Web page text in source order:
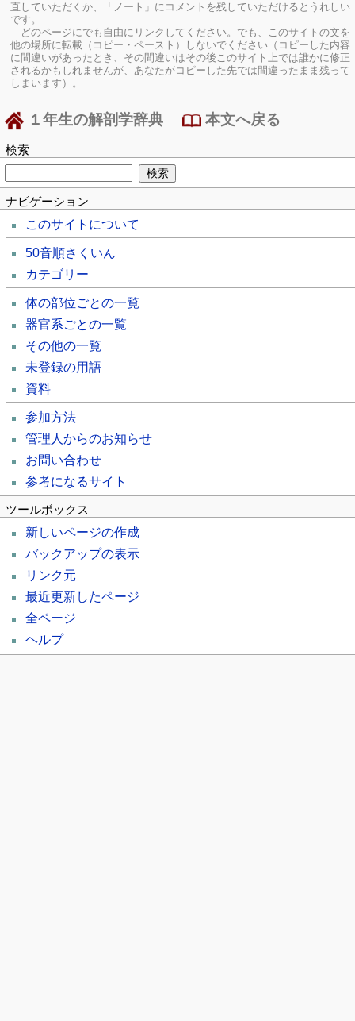
直していただくか、「ノート」にコメントを残していただけるとうれしい
です。
どのページにでも自由にリンクしてください。でも、このサイトの文を
他の場所に転載（コピー・ペースト）しないでください（コピーした内容
に間違いがあったとき、その間違いはその後このサイト上では誰かに修正
されるかもしれませんが、あなたがコピーした先では間違ったまま残って
しまいます）。
１年生の解剖学辞典 本文へ戻る
検索
ナビゲーション
このサイトについて
50音順さくいん
カテゴリー
体の部位ごとの一覧
器官系ごとの一覧
その他の一覧
未登録の用語
資料
参加方法
管理人からのお知らせ
お問い合わせ
参考になるサイト
ツールボックス
新しいページの作成
バックアップの表示
リンク元
最近更新したページ
全ページ
ヘルプ